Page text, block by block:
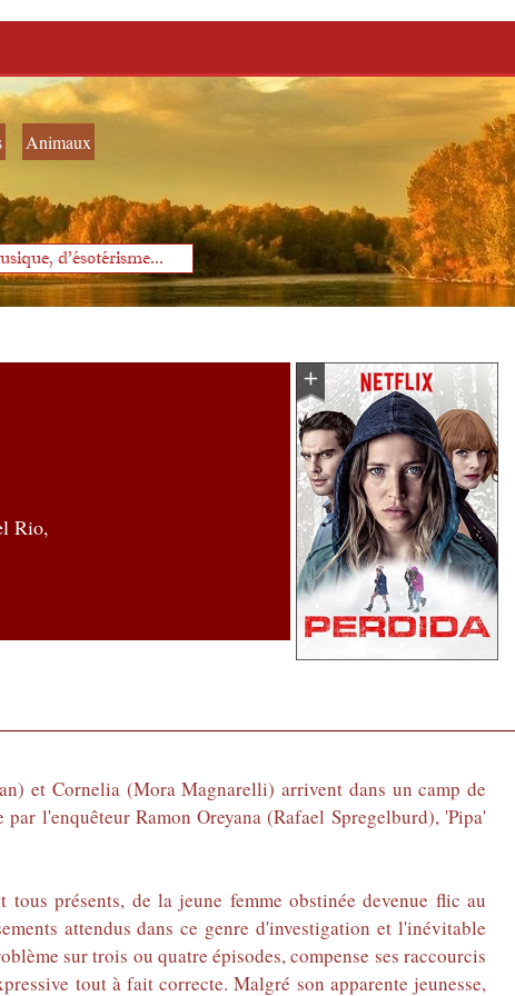
Animaux
d'ésotérisme...
Rio,
et Cornelia (Mora Magnarelli) arrivent dans un camp de
l'enquêteur Ramon Oreyana (Rafael Spregelburd), 'Pipa'
présents, de la jeune femme obstinée devenue flic au
attendus dans ce genre d'investigation et l'inévitable
sur trois ou quatre épisodes, compense ses raccourcis
tout à fait correcte. Malgré son apparente jeunesse,